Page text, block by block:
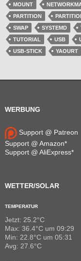
MOUNT
PARTITION
SWAP
SYSTEMD
TUTORIAL
USB
USB-STICK
YAOURT
WERBUNG
Support @ Patreon
Support @ Amazon*
Support @ AliExpress*
WETTER/SOLAR
TEMPERATUR
Jetzt: 25.2°C
Max: 36.4°C um 09:29
Min: 22.8°C um 05:31
Avg: 27.6°C